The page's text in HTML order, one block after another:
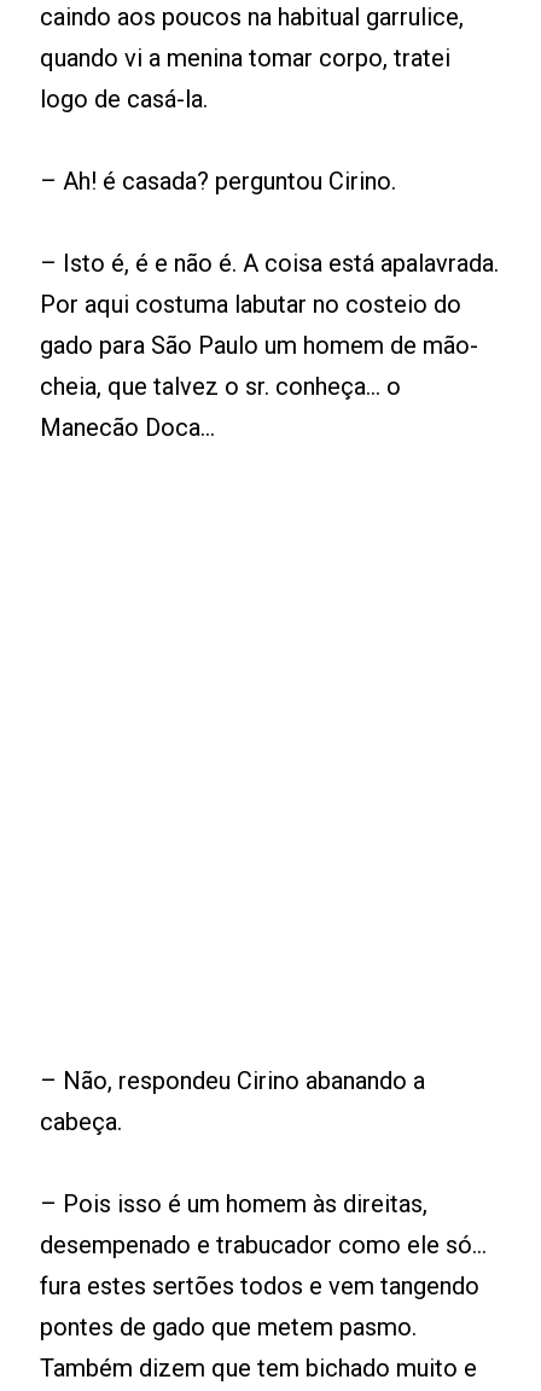
caindo aos poucos na habitual garrulice,
quando vi a menina tomar corpo, tratei
logo de casá-la.
– Ah! é casada? perguntou Cirino.
– Isto é, é e não é. A coisa está apalavrada.
Por aqui costuma labutar no costeio do
gado para São Paulo um homem de mão-
cheia, que talvez o sr. conheça... o
Manecão Doca...
– Não, respondeu Cirino abanando a
cabeça.
– Pois isso é um homem às direitas,
desempenado e trabucador como ele só...
fura estes sertões todos e vem tangendo
pontes de gado que metem pasmo.
Também dizem que tem bichado muito e